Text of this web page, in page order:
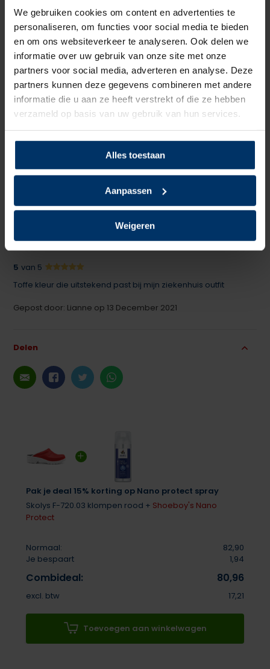
We gebruiken cookies om content en advertenties te
personaliseren, om functies voor social media te bieden
en om ons websiteverkeer te analyseren. Ook delen we
informatie over uw gebruik van onze site met onze
partners voor social media, adverteren en analyse. Deze
partners kunnen deze gegevens combineren met andere
informatie die u aan ze heeft verstrekt of die ze hebben
verzameld op basis van uw gebruik van hun services.
Alles toestaan
Aanpassen
Weigeren
Pak je deal 15% korting op Nano protect spray
Skolys F-720.03 klompen rood + Shoeboy's Nano
Protect
Normaal:
82,90
Je bespaart
1,94
Combideal: 80,96
excl. btw 17,21
Toevoegen aan winkelwagen
Neusbeveiliging Geen
Zoolbeveiliging Geen
Zoolmateriaal PU
Antislip Ja
Gebaseerd op 1 beoordeling(en)
Schrijf je eigen review
5 van 5
Toffe kleur die uitstekend past bij mijn ziekenhuis outfit
Gepost door: Lianne op 13 December 2021
Delen